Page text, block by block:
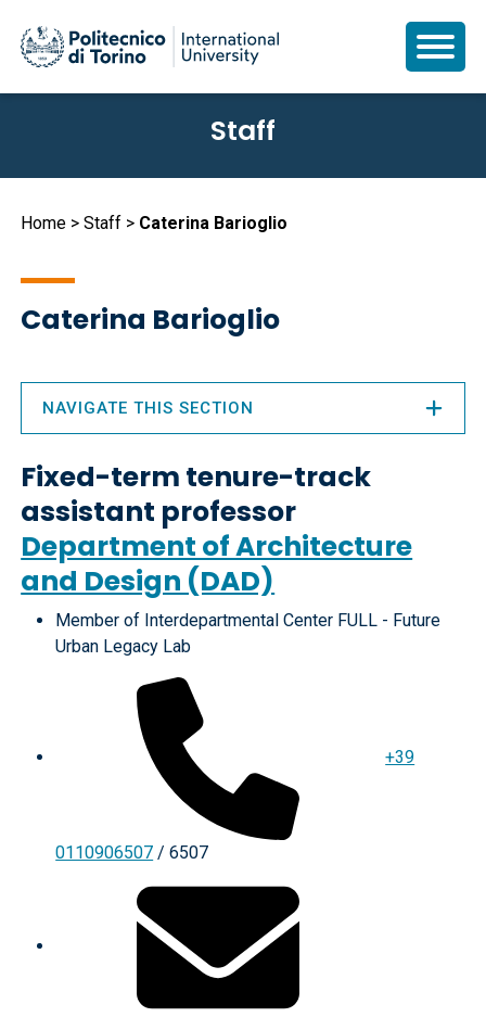
content
Staff
Breadcrumb
Home Staff Caterina Barioglio
Caterina Barioglio
Fixed-term tenure-track
assistant professor
Department of Architecture
and Design (DAD)
Member of Interdepartmental Center FULL - Future
Urban Legacy Lab
+39
0110906507 / 6507
NAVIGATE THIS SECTION